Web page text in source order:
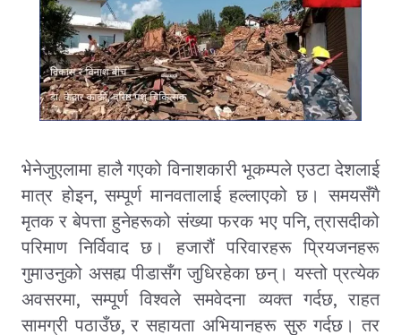
भेनेजुएलामा हालै गएको विनाशकारी भूकम्पले एउटा देशलाई
मात्र होइन,सम्पूर्ण मानवतालाई हल्लाएको छ। समयसँगै
मृतक र बेपत्ता हुनेहरूको संख्या फरक भए पनि,त्रासदीको
परिमाण निर्विवाद छ। हजारौं परिवारहरू प्रियजनहरू
गुमाउनुको असह्य पीडासँग जुधिरहेका छन्। यस्तो प्रत्येक
अवसरमा,सम्पूर्ण विश्वले समवेदना व्यक्त गर्दछ,राहत
सामग्री पठाउँछ,र सहायता अभियानहरू सुरु गर्दछ। तर